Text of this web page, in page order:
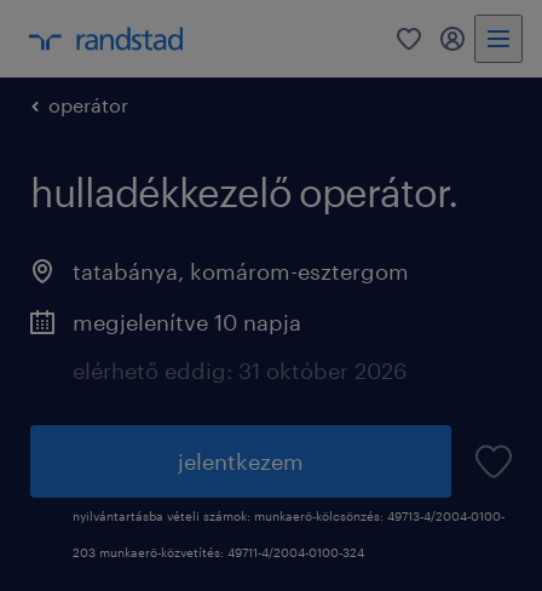
0 fiókom
operátor
hulladékkezelő operátor.
tatabánya, komárom-esztergom
megjelenítve 10 napja
elérhető eddig: 31 október 2026
jelentkezem
nyilvántartásba vételi számok: munkaerő-kölcsönzés: 49713-4/2004-0100-
203 munkaerő-közvetítés: 49711-4/2004-0100-324